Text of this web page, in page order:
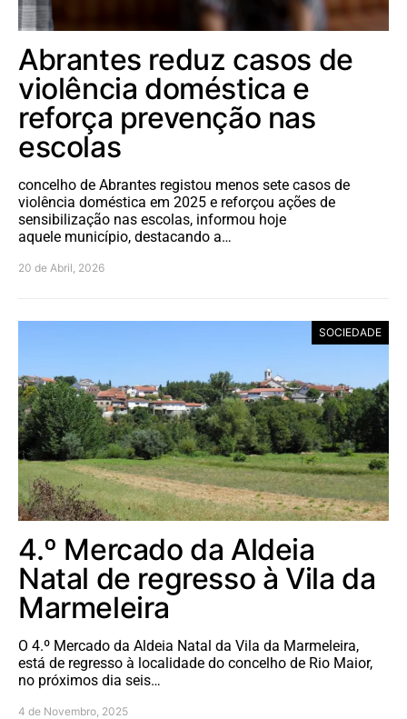
Abrantes reduz casos de
violência doméstica e
reforça prevenção nas
escolas
concelho de Abrantes registou menos sete casos de
violência doméstica em 2025 e reforçou ações de
sensibilização nas escolas, informou hoje
aquele município, destacando a…
20 de Abril, 2026
SOCIEDADE
4.º Mercado da Aldeia
Natal de regresso à Vila da
Marmeleira
O 4.º Mercado da Aldeia Natal da Vila da Marmeleira,
está de regresso à localidade do concelho de Rio Maior,
no próximos dia seis…
4 de Novembro, 2025